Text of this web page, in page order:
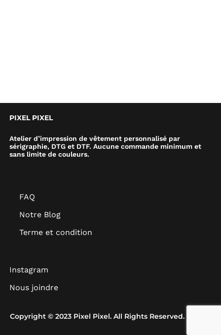
PIXEL PIXEL
Atelier d’impression de vêtement personnalisé par
sérigraphie, DTG et DTF. Aucune commande minimum et
sans limite de couleurs.
FAQ
Notre Blog
Terme et condition
Instagram
Nous joindre
Copyright © 2023 Pixel Pixel. All Rights Reserved.